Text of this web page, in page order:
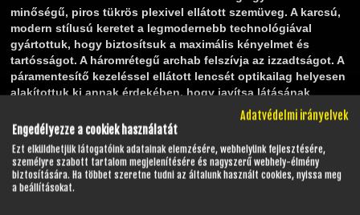
minőségű, piros tükrös plexivel ellátott szemüveg. A karcsú,
modern stílusú keretet a legmodernebb technológiával
gyártottuk, hogy biztosítsuk a maximális kényelmet és
tartósságot. A háromrétegű archab felszívja az izzadtságot. A
páramentesítő kezeléssel ellátott lencsét optikailag helyesen
alakítottuk ki annak érdekében, hogy javítsa látásának
élességét. A 45 mm széles szilikon bevonatú pánt tökéletes
tapadást biztosít. Ez a szuper divatos Accuri Schrute Cross
szemüveg minden alkalomra megfelelő viselet lesz!
Jobb illeszkedés és tömítés nagyobb látómezővel
A nagyon vastag, háromrétegű archab felszívja az izzadságot
45 mm széles szilikon bevonatú pánt
Adatvédelmi irányelvek
Engedélyezze a cookiek használatát
Ezt elküldhetjük látogatóink adatainak elemzésére, webhelyünk fejlesztésére,
személyre szabott tartalom megjelenítésére és nagyszerű webhely-élmény
biztosítására. Ha többet szeretne tudni az általunk használt cookies, nyissa meg
a beállításokat.